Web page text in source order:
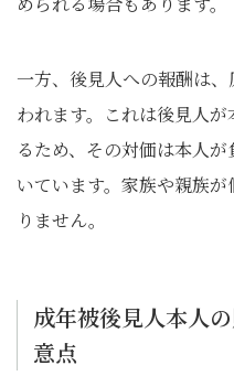
一方、後見人への報酬は
われます。これは後見人
るため、その対価は本人
いています。家族や親族
りません。
成年被後見人本人
意点